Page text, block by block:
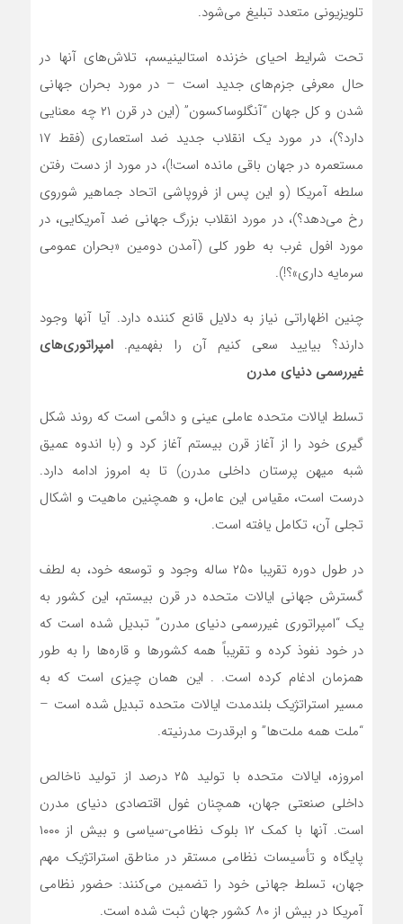
تلویزیونی متعدد تبلیغ‌ می‌شود.
تحت شرایط احیای خزنده استالینیسم، تلاش‌‌های آنها در
حال معرفی جزم‌‌های جدید است – در مورد بحران جهانی
شدن و کل جهان “آنگلوساکسون” (این در قرن ۲۱ چه معنایی
دارد؟)، در مورد یک انقلاب جدید ضد استعماری (فقط ۱۷
مستعمره در جهان باقی مانده است!)، در مورد از دست رفتن
سلطه آمریکا (و این پس از فروپاشی اتحاد جماهیر شوروی
رخ می‌دهد؟)، در مورد انقلاب بزرگ جهانی ضد آمریکایی، در
مورد افول غرب به طور کلی (آمدن دومین «بحران عمومی
سرمایه داری»؟!).
چنین اظهاراتی نیاز به دلایل قانع کننده دارد. آیا آنها وجود
دارند؟ بیایید سعی کنیم آن را بفهمیم. امپراتوری‌‌های
غیررسمی دنیای مدرن
تسلط ایالات متحده عاملی عینی و دائمی است که روند شکل
گیری خود را از آغاز قرن بیستم آغاز کرد و (با اندوه عمیق
شبه میهن پرستان داخلی مدرن) تا به امروز ادامه دارد.
درست است، مقیاس این عامل، و همچنین ماهیت و اشکال
تجلی آن، تکامل یافته است.
در طول دوره تقریبا ۲۵۰ ساله وجود و توسعه خود، به لطف
گسترش جهانی ایالات متحده در قرن بیستم، این کشور به
یک “امپراتوری غیررسمی دنیای مدرن” تبدیل شده است که
در خود نفوذ کرده و تقریباً همه کشورها و قاره‌‌ها را به طور
همزمان ادغام کرده است. . این همان چیزی است که به
مسیر استراتژیک بلندمدت ایالات متحده تبدیل شده است –
“ملت همه ملت‌‌ها” و ابرقدرت مدرنیته.
امروزه، ایالات متحده با تولید ۲۵ درصد از تولید ناخالص
داخلی صنعتی جهان، همچنان غول اقتصادی دنیای مدرن
است. آنها با کمک ۱۲ بلوک نظامی-سیاسی و بیش از ۱۰۰۰
پایگاه و تأسیسات نظامی مستقر در مناطق استراتژیک مهم
جهان، تسلط جهانی خود را تضمین‌ می‌کنند: حضور نظامی
آمریکا در بیش از ۸۰ کشور جهان ثبت شده است.